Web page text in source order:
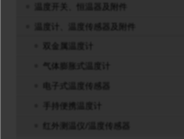
温度开关、恒温器及附件
温度计、温度传感器及附件
双金属温度计
气体膨胀式温度计
电子式温度传感器
手持便携温度计
红外测温仪/温度传感器